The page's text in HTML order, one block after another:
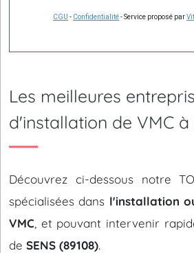
CGU - Confidentialité- Service proposé par
Les meilleures
d'installation de VMC à
Découvrez ci-dessous notre
spécialisées dans l'installation
VMC , et pouvant intervenir
de SENS (89108).